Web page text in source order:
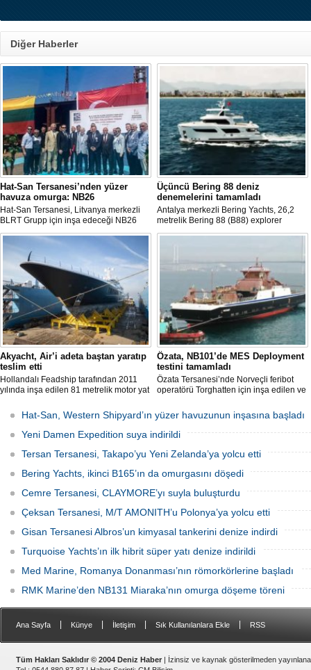
Diğer Haberler
Hat-San Tersanesi’nden yüzer
havuza omurga: NB26
Hat-San Tersanesi, Litvanya merkezli
BLRT Grupp için inşa edeceği NB26
inşa numaralı yüzer havuzun omurga
yerleştirme törenini Yalova’daki
tersanesinde gerçekleştirdi.
Üçüncü Bering 88 deniz
denemelerini tamamladı
Antalya merkezli Bering Yachts, 26,2
metrelik Bering 88 (B88) explorer
serisinin üçüncü teknesinin ilk deniz
Akyacht, Air’i adeta baştan yaratıp
teslim etti
Hollandalı Feadship tarafından 2011
yılında inşa edilen 81 metrelik motor yat
tersanesindeki büyük refit (yenileme)
sürecini başarıyla sonlandırdı.
Özata, NB101’de MES Deployment
testini tamamladı
Özata Tersanesi’nde Norveçli feribot
operatörü Torghatten için inşa edilen ve
gemide gerçekleştirilen MES (Marine
Evacuation System) Deployment Testi
başarıyla tamamlandı.
Hat-San, Western Shipyard’ın yüzer havuzunun inşasına başladı
Yeni Damen Expedition suya indirildi
Tersan Tersanesi, Takapo’yu Yeni Zelanda’ya yolcu etti
Bering Yachts, ikinci B165’ın da omurgasını döşedi
Cemre Tersanesi, CLAYMORE’yı suyla buluşturdu
Çeksan Tersanesi, M/T AMONITH’u Polonya’ya yolcu etti
Gisan Tersanesi Albros’un kimyasal tankerini denize indirdi
Turquoise Yachts’ın ilk hibrit süper yatı denize indirildi
Med Marine, Romanya Donanması’nın römorkörlerine başladı
RMK Marine’den NB131 Miaraka’nın omurga döşeme töreni
Ana Sayfa Künye İletişim Sık Kullanılanlara Ekle RSS
Tüm Hakları Saklıdır © 2004 Deniz Haber | İzinsiz ve kaynak gösterilmeden